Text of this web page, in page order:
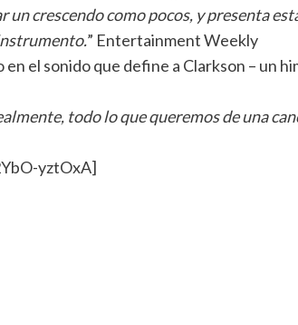
un crescendo como pocos, y presenta
” Entertainment Weekly
el sonido que define a Clarkson – un
todo lo que queremos de una
yztOxA]